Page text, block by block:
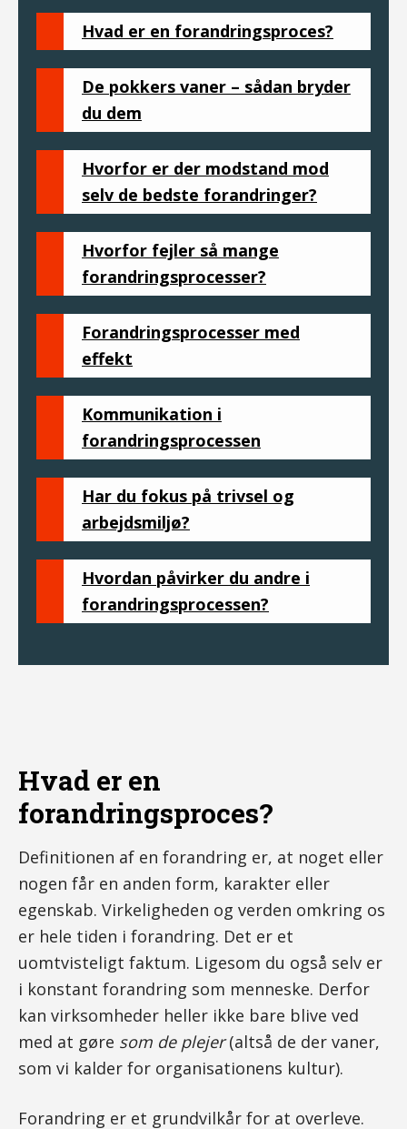
Hvad er en forandringsproces?
De pokkers vaner – sådan bryder
du dem
Hvorfor er der modstand mod
selv de bedste forandringer?
Hvorfor fejler så mange
forandringsprocesser?
Forandringsprocesser med
effekt
Kommunikation i
forandringsprocessen
Har du fokus på trivsel og
arbejdsmiljø?
Hvordan påvirker du andre i
forandringsprocessen?
Hvad er en
forandringsproces?
Definitionen af en forandring er, at noget eller
nogen får en anden form, karakter eller
egenskab. Virkeligheden og verden omkring os
er hele tiden i forandring. Det er et
uomtvisteligt faktum. Ligesom du også selv er
i konstant forandring som menneske. Derfor
kan virksomheder heller ikke bare blive ved
med at gøre som de plejer(altså de der vaner,
som vi kalder for organisationens kultur).
Forandring er et grundvilkår for at overleve.